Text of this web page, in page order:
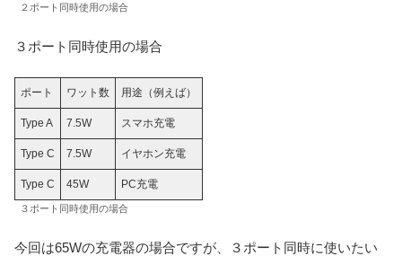
２ポート同時使用の場合
３ポート同時使用の場合
ポート ワット数 用途（例えば）
Type A 7.5W スマホ充電
Type C 7.5W イヤホン充電
Type C 45W PC充電
３ポート同時使用の場合
今回は65Wの充電器の場合ですが、３ポート同時に使いたい